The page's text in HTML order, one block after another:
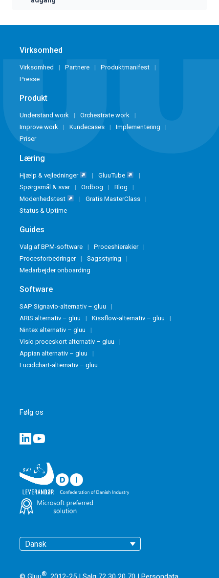
Virksomhed
Virksomhed Partnere
Produktmanifest
Presse
Produkt
Understand work
Orchestrate work
Improve work
Kundecases
Implementering
Priser
Læring
Hjælp & vejledninger
GluuTube
Spørgsmål & svar
Ordbog
Blog
Modenhedstest
Gratis MasterClass
Status & Uptime
Guides
Valg af BPM-software
Proceshierakier
Procesforbedringer
Sagsstyring
Medarbejder onboarding
Software
SAP Signavio-alternativ – gluu
ARIS alternativ – gluu
Kissflow-alternativ – gluu
Nintex alternativ – gluu
Visio proceskort alternativ – gluu
Appian alternativ – gluu
Lucidchart-alternativ – gluu
Følg os
Dansk
®